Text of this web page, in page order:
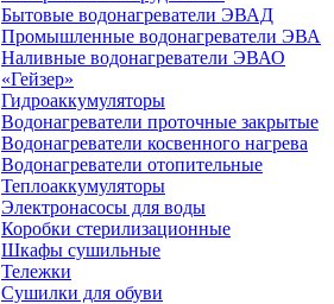
Бытовые водонагреватели ЭВАД
Промышленные водонагреватели ЭВА
Наливные водонагреватели ЭВАО
«Гейзер»
Гидроаккумуляторы
Водонагреватели проточные закрытые
Водонагреватели косвенного нагрева
Водонагреватели отопительные
Теплоаккумуляторы
Электронасосы для воды
Коробки стерилизационные
Шкафы сушильные
Тележки
Сушилки для обуви